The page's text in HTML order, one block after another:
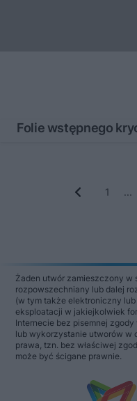
Folie wstępnego
1 ...
Żaden utwór zamieszczony w
rozpowszechniany lub dalej
(w tym także elektroniczny
eksploatacji w jakiejkolwiek
Internecie bez pisemnej
lub wykorzystanie utworów w
prawa, tzn. bez właściwej
może być ścigane prawnie.